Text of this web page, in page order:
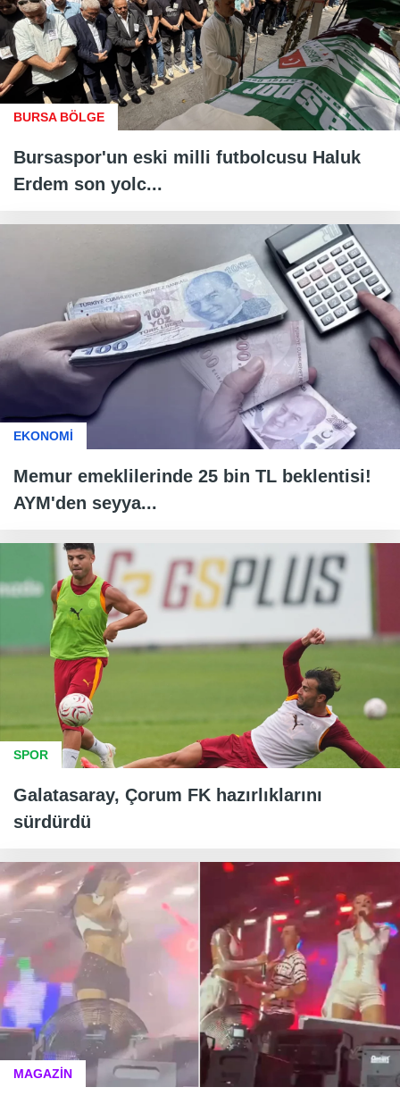
BURSA BÖLGE
Bursaspor'un eski milli futbolcusu Haluk
Erdem son yolc...
EKONOMİ
Memur emeklilerinde 25 bin TL beklentisi!
AYM'den seyya...
SPOR
Galatasaray, Çorum FK hazırlıklarını
sürdürdü
MAGAZİN